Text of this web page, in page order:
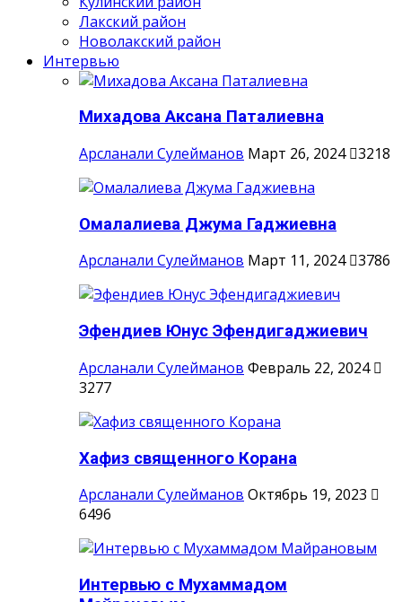
Лакский район
Новолакский район
Интервью
Михадова Аксана Паталиевна
Арсланали Сулейманов Март 26, 2024 3218
Омалалиева Джума Гаджиевна
Арсланали Сулейманов Март 11, 2024 3786
Эфендиев Юнус Эфендигаджиевич
Арсланали Сулейманов Февраль 22, 2024
3277
Хафиз священного Корана
Арсланали Сулейманов Октябрь 19, 2023
6496
Интервью с Мухаммадом